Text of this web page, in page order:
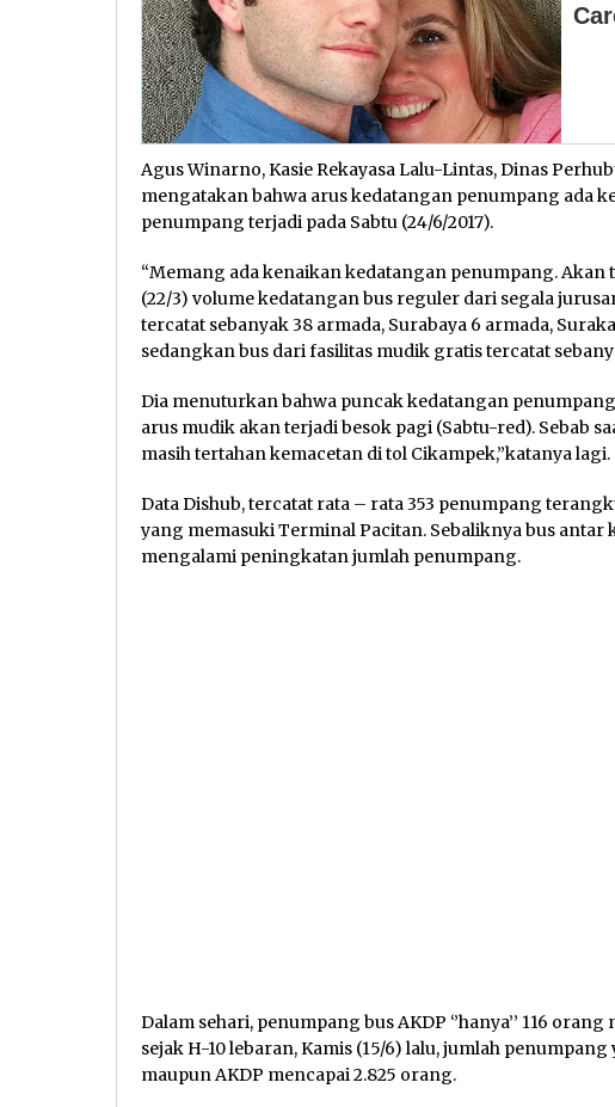
Agus Winarno, Kasie Rekayasa Lalu-Lintas, Dinas
mengatakan bahwa arus kedatangan penumpang ada
penumpang terjadi pada Sabtu (24/6/2017).
“Memang ada kenaikan kedatangan penumpang.
(22/3) volume kedatangan bus reguler dari segala
tercatat sebanyak 38 armada, Surabaya 6 armada,
sedangkan bus dari fasilitas mudik gratis tercatat
Dia menuturkan bahwa puncak kedatangan
arus mudik akan terjadi besok pagi (Sabtu-red). Sebab
masih tertahan kemacetan di tol Cikampek,”katanya lagi.
Data Dishub, tercatat rata – rata 353 penumpang
yang memasuki Terminal Pacitan. Sebaliknya bus antar
mengalami peningkatan jumlah penumpang.
Dalam sehari, penumpang bus AKDP ‘’hanya’’ 116
sejak H-10 lebaran, Kamis (15/6) lalu, jumlah
maupun AKDP mencapai 2.825 orang.